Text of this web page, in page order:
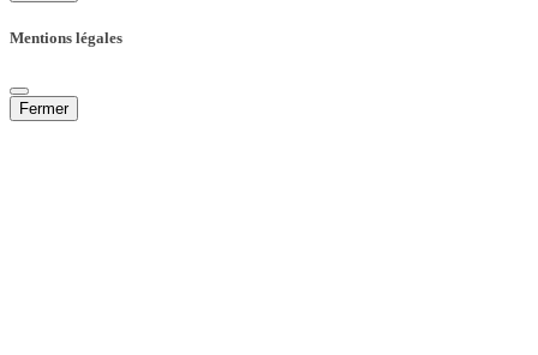
Mentions légales
Fermer